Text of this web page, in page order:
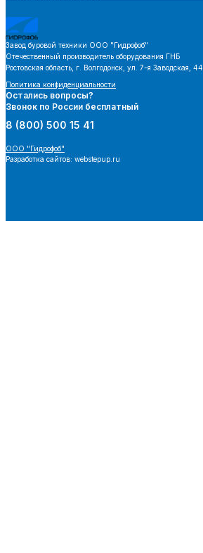
Завод буровой техники ООО "Гидрофоб"
Отечественный производитель оборудования ГНБ
Ростовская область, г. Волгодонск, ул. 7-я Заводская, 44
Политика конфиденциальности
Остались вопросы?
Звонок по России бесплатный
8 (800) 500 15 41
ООО "Гидрофоб"
Разработка сайтов: webstepup.ru